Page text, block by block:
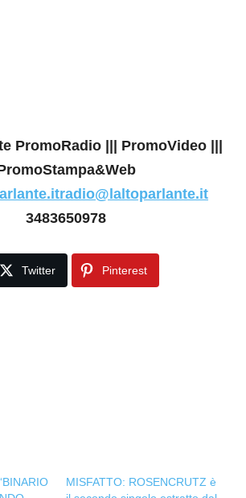
PromoRadio ||| PromoVideo |||
radio@laltoparlante.it
3483650978
Twitter Pinterest
MISFATTO: ROSENCRUTZ è